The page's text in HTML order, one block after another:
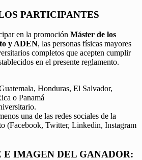
PARTICIPANTES
en la promoción Máster de los
y ADEN, las personas físicas mayores
completos que acepten cumplir
en el presente reglamento.
Honduras, El Salvador,
o Panamá
una de las redes sociales de la
(Facebook, Twitter, Linkedin, Instagram
E IMAGEN DEL GANADOR: